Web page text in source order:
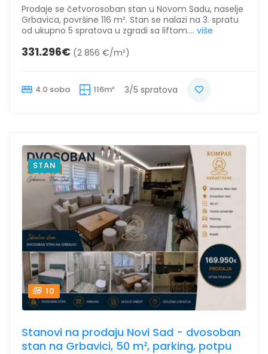
Prodaje se četvorosoban stan u Novom Sadu, naselje
Grbavica, površine 116 m². Stan se nalazi na 3. spratu
od ukupno 5 spratova u zgradi sa liftom.... više
331.296€ (2 856 €/m²)
4.0 soba 116m² 3/5 spratova
STAN
10
Stanovi na prodaju Novi Sad - dvosoban
stan na Grbavici, 50 m², parking, potpu